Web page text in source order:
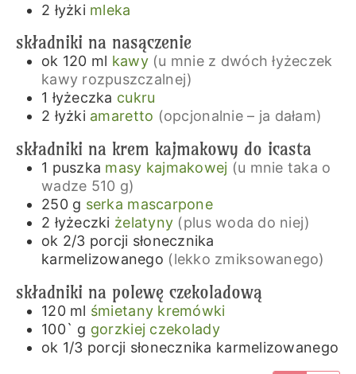
2 łyżki mleka
składniki na nasączenie
ok 120 ml kawy (u mnie z dwóch łyżeczek
kawy rozpuszczalnej)
1 łyżeczka cukru
2 łyżki amaretto (opcjonalnie – ja dałam)
składniki na krem kajmakowy do icasta
1 puszka masy kajmakowej (u mnie taka o
wadze 510 g)
250 g serka mascarpone
2 łyżeczki żelatyny (plus woda do niej)
ok 2/3 porcji słonecznika
karmelizowanego (lekko zmiksowanego)
składniki na polewę czekoladową
120 ml śmietany kremówki
100` g gorzkiej czekolady
ok 1/3 porcji słonecznika karmelizowanego